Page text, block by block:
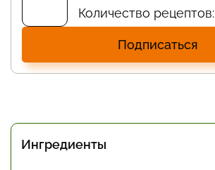
Количество рецептов:
Подписаться
Ингредиенты